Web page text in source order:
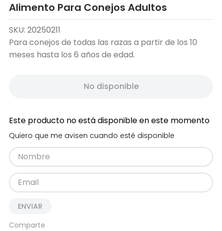
Alimento Para Conejos Adultos
SKU: 20250211
Para conejos de todas las razas a partir de los 10
meses hasta los 6 años de edad.
No disponible
Este producto no está disponible en este momento
Quiero que me avisen cuando esté disponible
ENVIAR
Comparte